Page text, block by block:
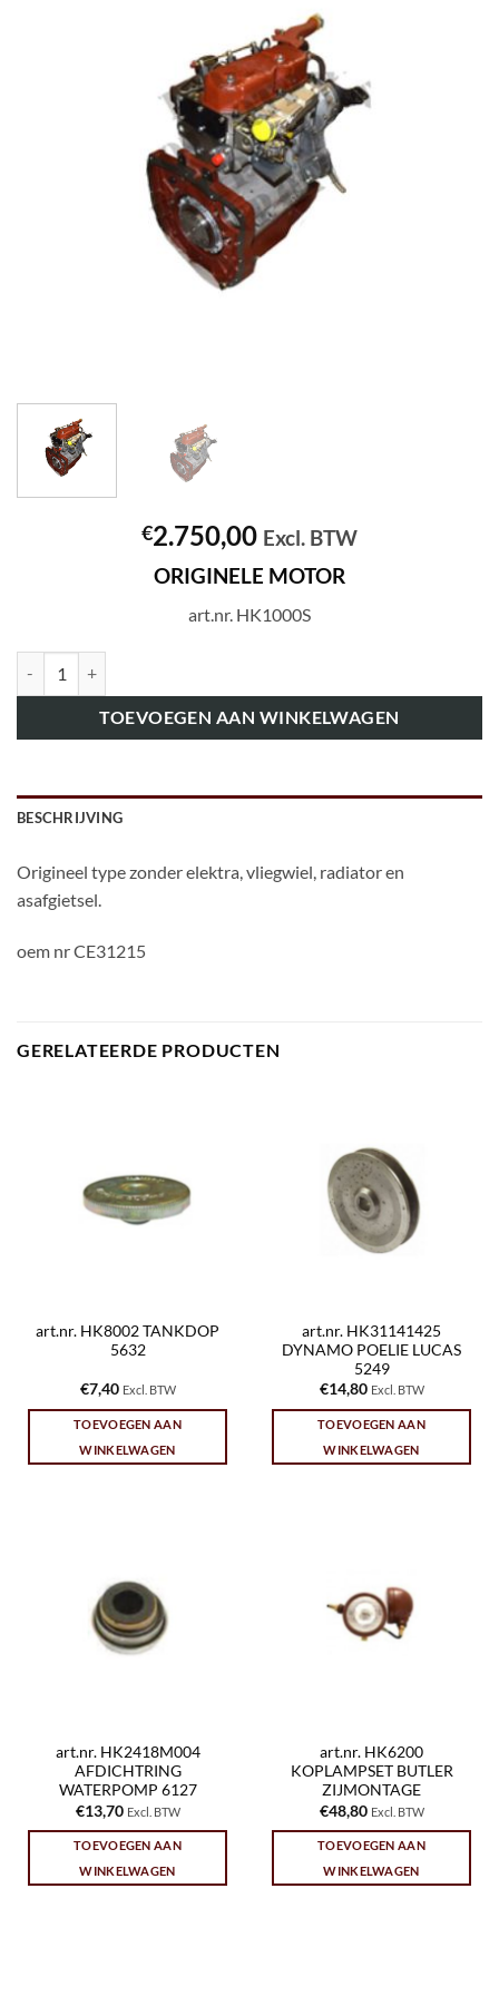
€2.750,00 Excl. BTW
ORIGINELE MOTOR
art.nr. HK1000S
TOEVOEGEN AAN WINKELWAGEN
BESCHRIJVING
Origineel type zonder elektra, vliegwiel, radiator en
asafgietsel.
oem nr CE31215
GERELATEERDE PRODUCTEN
art.nr. HK8002 TANKDOP
5632
€7,40 Excl. BTW
TOEVOEGEN AAN
WINKELWAGEN
art.nr. HK31141425
DYNAMO POELIE LUCAS
5249
€14,80 Excl. BTW
TOEVOEGEN AAN
WINKELWAGEN
art.nr. HK2418M004
AFDICHTRING
WATERPOMP 6127
€13,70 Excl. BTW
TOEVOEGEN AAN
WINKELWAGEN
art.nr. HK6200
KOPLAMPSET BUTLER
ZIJMONTAGE
€48,80 Excl. BTW
TOEVOEGEN AAN
WINKELWAGEN